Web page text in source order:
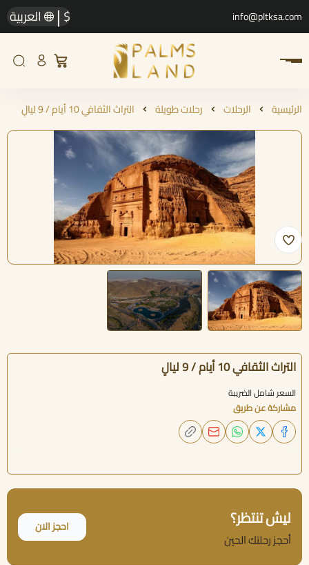
info@pltksa.com
$
| العربية
الرئيسية الرحلات رحلات طويلة التراث الثقافي 10 أيام / 9 ليالٍ
التراث الثقافي 10 أيام / 9 ليالٍ
السعر شامل الضريبة
مشاركة عن طريق
ليش تنتظر؟
أحجز رحلتك الحين
احجز الان